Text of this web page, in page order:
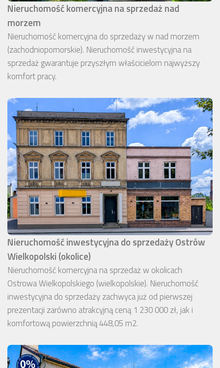
Nieruchomość komercyjna na sprzedaż nad
morzem
Nieruchomość komercyjna do sprzedaży w nad morzem
(zachodniopomorskie). Nieruchomość inwestycyjna na
sprzedaż gwarantuje przyszłym właścicielom najwyższy
komfort pracy.
Nieruchomość inwestycyjna do sprzedaży Ostrów
Wielkopolski (okolice)
Nieruchomość komercyjna na sprzedaż w okolicach
Ostrowa Wielkopolskiego (wielkopolskie). Nieruchomość
inwestycyjna do sprzedaży zachwyca już od pierwszej
prezentacji zarówno atrakcyjną ceną 1 230 000 zł, jak i
komfortową powierzchnią 448,05 m2.